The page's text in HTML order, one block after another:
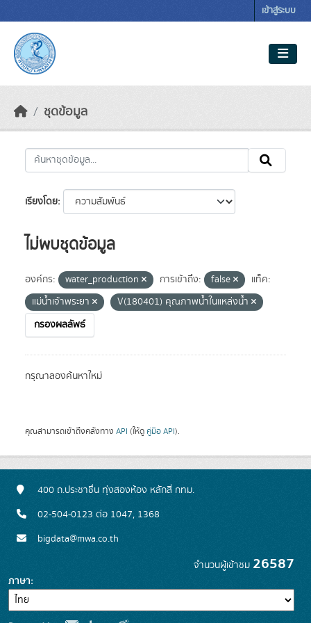
เข้าสู่ระบบ
ชุดข้อมูล
เรียงโดย
ไม่พบชุดข้อมูล
องค์กร: water_production การเข้าถึง: false
แท็ค:
แม่น้ำเจ้าพระยา
V(180401) คุณภาพน้ำในแหล่งน้ำ
กรองผลลัพธ์
กรุณาลองค้นหาใหม่
คุณสามารถเข้าถึงคลังทาง API (ให้ดู คู่มือ API).
400 ถ.ประชาชื่น ทุ่งสองห้อง หลักสี่ กทม.
02-504-0123 ต่อ 1047, 1368
bigdata@mwa.co.th
จำนวนผู้เข้าชม 26587
ภาษา